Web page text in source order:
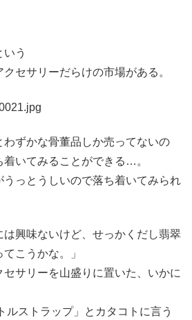
いう
セサリーだらけの市場がある。
ずかな骨董品しか売ってないの
いてみることができる…。
うっとうしいので落ち着いてみられ
は興味ないけど、せっかくだし翡翠
こうかな。」
サリーを山盛りに置いた、いかに
ルストラップ」とカタコトに言う